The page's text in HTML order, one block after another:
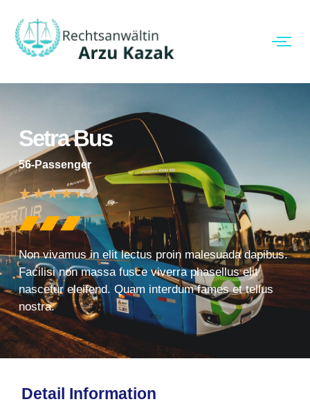
Setra Bus
56-Passenger
★★★★★
Non vivamus in elit lectus proin malesuada dapibus.
Facilisi non massa fusce viverra phasellus elit
nascetur eleifend. Quam interdum fames et tellus
nostra.
Detail Information